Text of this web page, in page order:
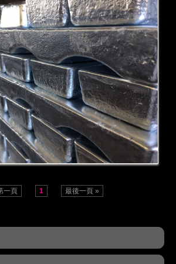
ZA-12
ZA-27
一頁 1 最後一頁 »